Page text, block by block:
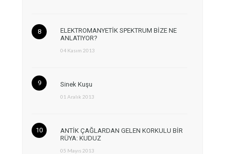
ELEKTROMANYETİK SPEKTRUM BİZE NE
ANLATIYOR?
04 Kasım 2013
Sinek Kuşu
01 Aralık 2013
ANTİK ÇAĞLARDAN GELEN KORKULU BİR
RÜYA: KUDUZ
05 Mayıs 2013